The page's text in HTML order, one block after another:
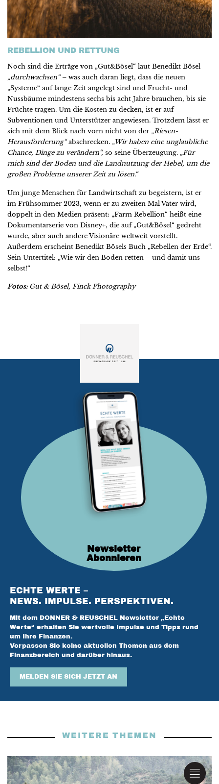
REBELLION UND RETTUNG
Noch sind die Erträge von „Gut&Bösel“ laut Benedikt Bösel
„durchwachsen“– was auch daran liegt, dass die neuen
„Systeme“ auf lange Zeit angelegt sind und Frucht- und
Nussbäume mindestens sechs bis acht Jahre brauchen, bis sie
Früchte tragen. Um die Kosten zu decken, ist er auf
Subventionen und Unterstützer angewiesen. Trotzdem lässt er
sich mit dem Blick nach vorn nicht von der „Riesen-
Herausforderung“abschrecken. „Wir haben eine unglaubliche
Chance, Dinge zu verändern“, so seine Überzeugung. „Für
mich sind der Boden und die Landnutzung der Hebel, um die
großen Probleme unserer Zeit zu lösen.“
Um junge Menschen für Landwirtschaft zu begeistern, ist er
im Frühsommer 2023, wenn er zu zweiten Mal Vater wird,
doppelt in den Medien präsent: „Farm Rebellion“ heißt eine
Dokumentarserie von Disney+, die auf „Gut&Bösel“ gedreht
wurde, aber auch andere Visionäre weltweit vorstellt.
Außerdem erscheint Benedikt Bösels Buch „Rebellen der Erde“.
Sein Untertitel: „Wie wir den Boden retten – und damit uns
selbst!“
Fotos: Gut & Bösel, Finck Photography
ECHTE WERTE –
NEWS. IMPULSE. PERSPEKTIVEN.
Mit dem DONNER & REUSCHEL Newsletter „Echte
Werte“ erhalten Sie wertvolle Impulse und Tipps rund
um Ihre Finanzen.
Verpassen Sie keine aktuellen Themen aus dem
Finanzbereich und darüber hinaus.
MELDEN SIE SICH JETZT AN
Newsletter
Abonnieren
WEITERE THEMEN